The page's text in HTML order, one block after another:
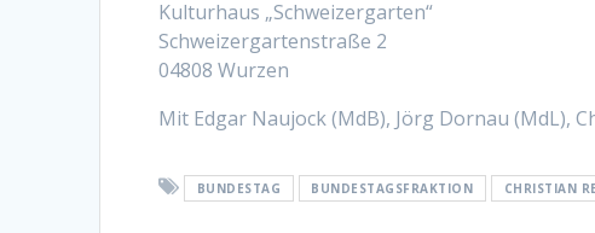
Kulturhaus „Schweizergarten“
Schweizergartenstraße 2
04808 Wurzen
Mit Edgar Naujock (MdB), Jörg Dornau (MdL),
BUNDESTAG BUNDESTAGSFRAKTION CHRISTIAN